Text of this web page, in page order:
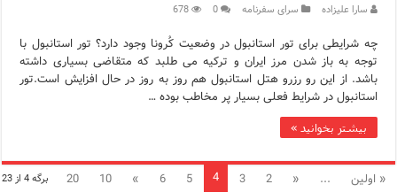
سارا علیزاده سرای سفرنامه 0
678
چه شرایطی برای تور استانبول در وضعیت کُرونا وجود دارد؟ تور استانبول با
توجه به باز شدن مرز ایران و ترکیه می طلبد که متقاضی بسیاری داشته
باشد. از این رو رزرو هتل استانبول هم روز به روز در حال افزایش است.تور
استانبول در شرایط فعلی بسیار پر مخاطب بوده …
بیشتر بخوانید »
برگه 4 از 23 « اولین ...
«
2
3
4
5
6
»
10
20